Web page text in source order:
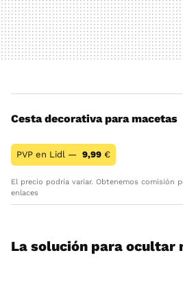
Cesta decorativa para macetas
PVP en Lidl — 9,99 €
El precio podría variar. Obtenemos comisión
enlaces
La solución para ocultar